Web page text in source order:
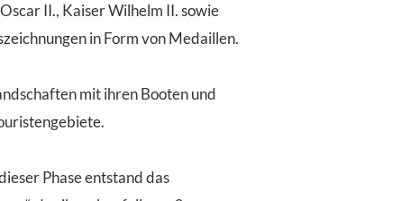
II., Kaiser Wilhelm II. sowie
in Form von Medaillen.
mit ihren Booten und
Phase entstand das